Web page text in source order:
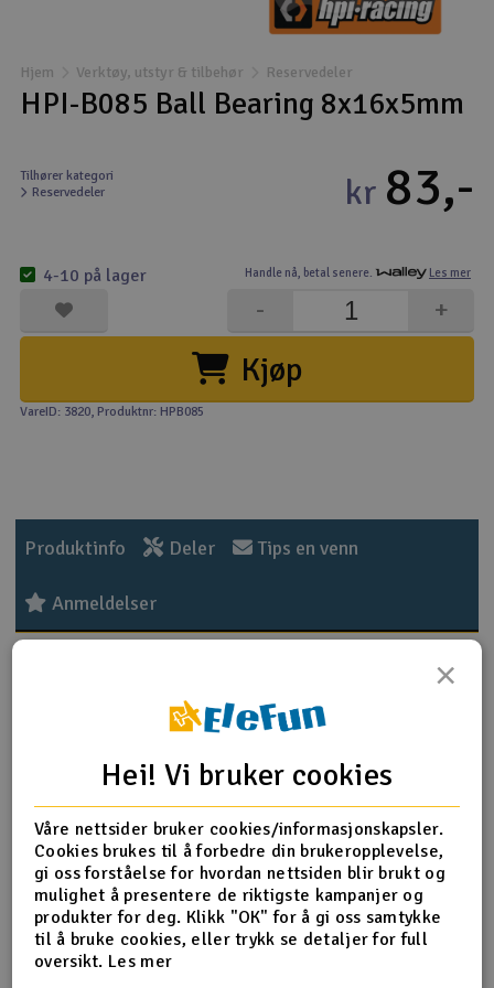
Droner
Fly
Helikopter
Kamerautstyr
Modellbygging, LEGO & byggesett
Modelljernbane
Outlet
Radioutstyr
Raketter
Smarthjem, lek & hobby
Solenergi
Sparkesykler & elkjøretøy
Verktøy, utstyr & tilbehør
Gavekort
Hjem Verktøy, utstyr & tilbehør Reservedeler
HPI-B085 Ball Bearing 8x16x5mm
Tilhører kategori
Reservedeler
Handle nå, betal senere. Les mer
kr 83,-
Kjøp
+
-
4-10 på lager
VareID: 3820, Produktnr: HPB085
Produktinfo Deler Tips en venn
Anmeldelser
B085 Ball Bearing 8x16x5mm 2 pcs
Flere detaljer
Produktet er
forbundet med
Reservedeler HPI
Del av PartFinder
HPI Savage X 4.6 - RTR
HPI Savage X 4.6 V2 GT-6
HPI Savage X Flux V2 GT-6 - RTR
HPI Savage XL 5.9 V2 2.4GHz
×
Hei! Vi bruker cookies
Våre nettsider bruker cookies/informasjonskapsler.
Cookies brukes til å forbedre din brukeropplevelse,
gi oss forståelse for hvordan nettsiden blir brukt og
mulighet å presentere de riktigste kampanjer og
produkter for deg. Klikk "OK" for å gi oss samtykke
til å bruke cookies, eller trykk se detaljer for full
oversikt. Les mer